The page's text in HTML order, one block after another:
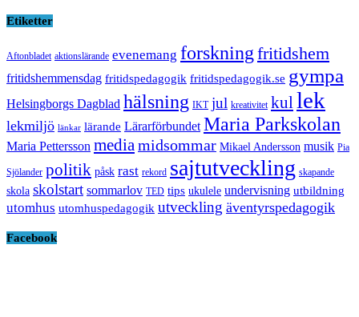
Etiketter
Aftonbladet aktionslärande evenemang forskningfritidshem
fritidshemmensdag fritidspedagogik fritidspedagogik.se gympa
Helsingborgs Dagblad hälsning IKT jul kreativitet kul lek
lekmiljö länkar lärande Lärarförbundet Maria Parkskolan
Maria Pettersson mediamidsommar Mikael Andersson musik Pia
Sjölander politik påsk rast rekord sajtutveckling skapande
skola skolstart sommarlov TED tips ukulele undervisning utbildning
utomhus utomhuspedagogik utveckling äventyrspedagogik
Facebook